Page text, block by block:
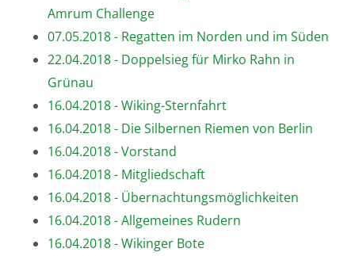
Amrum Challenge
07.05.2018 - Regatten im Norden und im Süden
22.04.2018 - Doppelsieg für Mirko Rahn in
Grünau
16.04.2018 - Wiking-Sternfahrt
16.04.2018 - Die Silbernen Riemen von Berlin
16.04.2018 - Vorstand
16.04.2018 - Mitgliedschaft
16.04.2018 - Übernachtungsmöglichkeiten
16.04.2018 - Allgemeines Rudern
16.04.2018 - Wikinger Bote